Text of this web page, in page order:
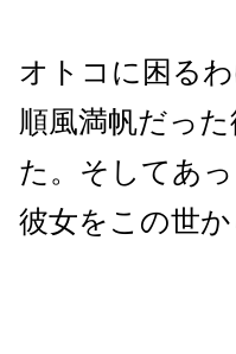
オトコに困る
順風満帆だっ
た。そしてあ
彼女をこの世